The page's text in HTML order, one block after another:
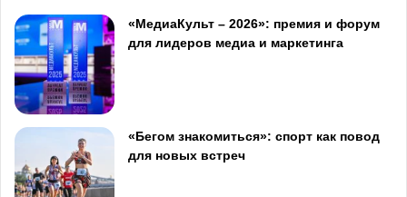
«МедиаКульт – 2026»: премия и форум
для лидеров медиа и маркетинга
«Бегом знакомиться»: спорт как повод
для новых встреч